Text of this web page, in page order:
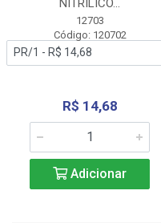
NITRÍLICO...
12703
Código: 120702
R$ 14,68
Adicionar